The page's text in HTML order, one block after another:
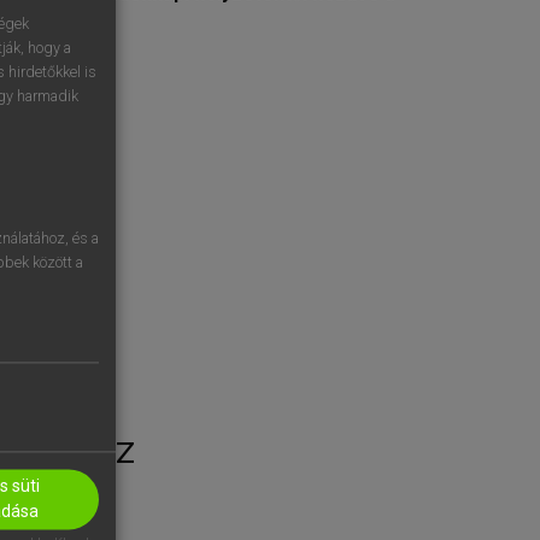
hogy a
hirdetőkkel is
harmadik
és a
között a
süti